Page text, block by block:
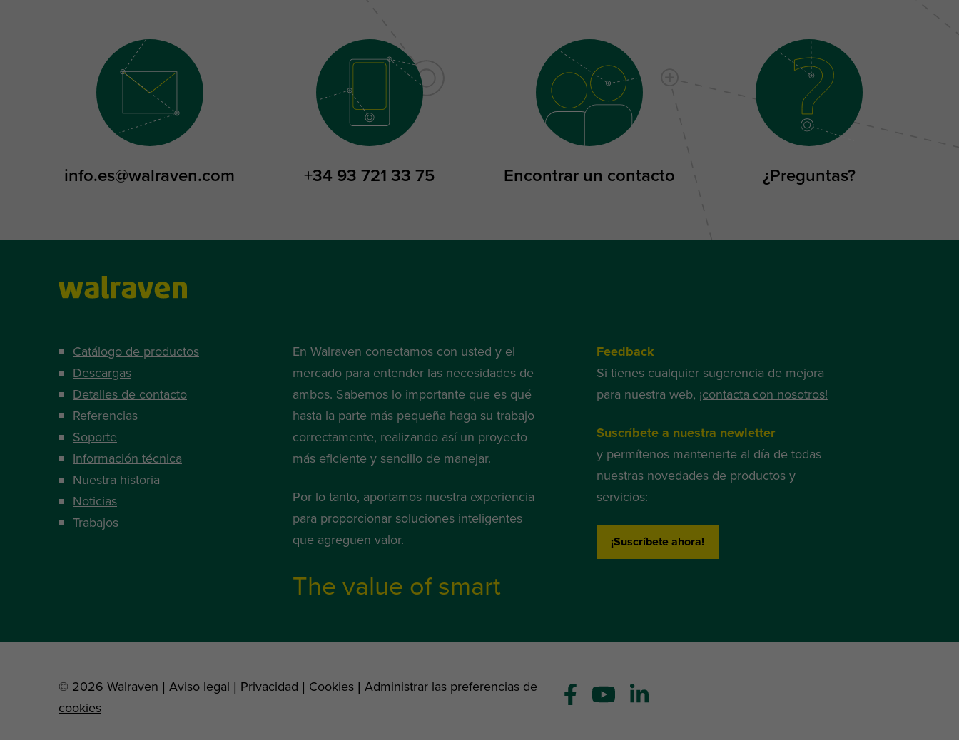
info.es@walraven.com +34 93 721 33 75 Encontrar un contacto ¿Preguntas?
Catálogo de productos
Descargas
Detalles de contacto
Referencias
Soporte
Información técnica
Nuestra historia
Noticias
Trabajos
En Walraven conectamos con usted y el
mercado para entender las necesidades de
ambos. Sabemos lo importante que es qué
hasta la parte más pequeña haga su trabajo
correctamente, realizando así un proyecto
más eficiente y sencillo de manejar.
Por lo tanto, aportamos nuestra experiencia
para proporcionar soluciones inteligentes
que agreguen valor.
The value of smart
Feedback
Si tienes cualquier sugerencia de mejora
para nuestra web, ¡contacta con nosotros!
Suscríbete a nuestra newletter
y permítenos mantenerte al día de todas
nuestras novedades de productos y
servicios:
¡Suscríbete ahora!
© 2026 Walraven | Aviso legal | Privacidad | Cookies | Administrar las preferencias de
cookies